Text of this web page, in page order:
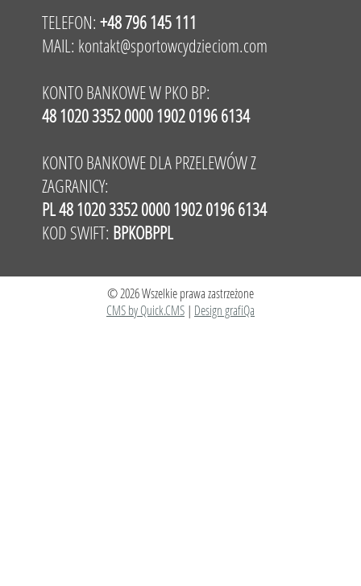
TELEFON: +48 796 145 111
MAIL: kontakt@sportowcydzieciom.com
KONTO BANKOWE W PKO BP:
48 1020 3352 0000 1902 0196 6134
KONTO BANKOWE DLA PRZELEWÓW Z
ZAGRANICY:
PL 48 1020 3352 0000 1902 0196 6134
KOD SWIFT: BPKOBPPL
© 2026 Wszelkie prawa zastrzeżone
CMS by Quick.CMS | Design grafiQa